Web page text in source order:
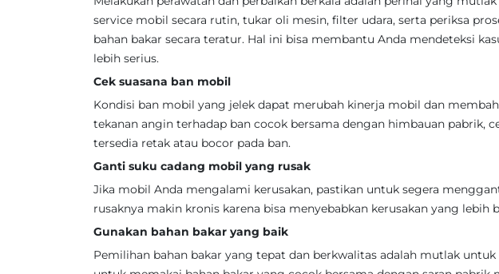
service mobil secara rutin, tukar oli mesin, filter udara, serta periksa
bahan bakar secara teratur. Hal ini bisa membantu Anda mendeteksi
lebih serius.
Cek suasana ban mobil
Kondisi ban mobil yang jelek dapat merubah kinerja mobil dan
tekanan angin terhadap ban cocok bersama dengan himbauan pabrik,
tersedia retak atau bocor pada ban.
Ganti suku cadang mobil yang rusak
Jika mobil Anda mengalami kerusakan, pastikan untuk segera
rusaknya makin kronis karena bisa menyebabkan kerusakan yang lebih
Gunakan bahan bakar yang baik
Pemilihan bahan bakar yang tepat dan berkwalitas adalah mutlak